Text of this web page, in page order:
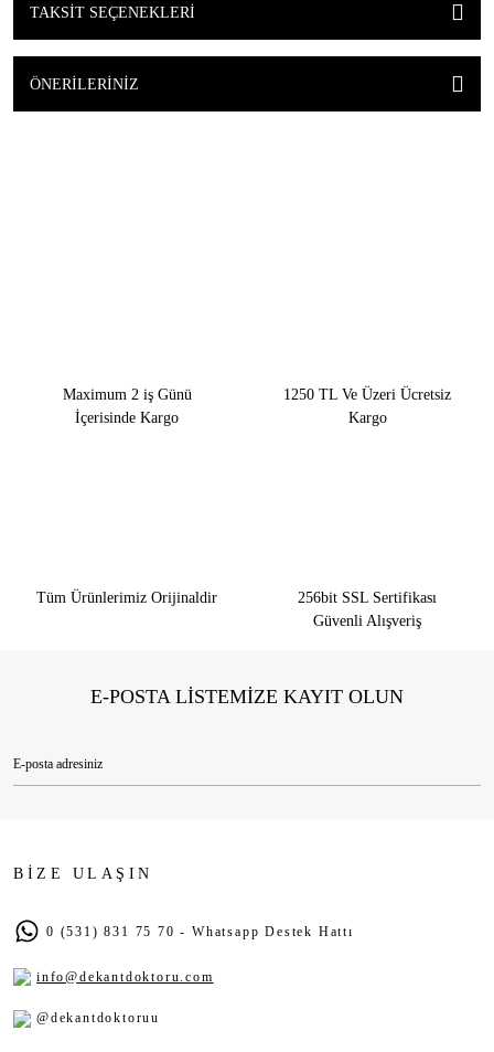
TAKSIT SEÇENEKLERI
ÖNERILERINIZ
Maximum 2 iş Günü
İçerisinde Kargo
1250 TL Ve Üzeri Ücretsiz
Kargo
Tüm Ürünlerimiz Orijinaldir
256bit SSL Sertifikası
Güvenli Alışveriş
E-POSTA LİSTEMİZE KAYIT OLUN
BİZE ULAŞIN
0 (531) 831 75 70 - Whatsapp Destek Hattı
info@dekantdoktoru.com
@dekantdoktoruu